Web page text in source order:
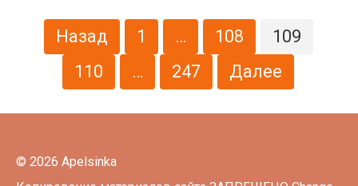
Пагинация
записей
Назад 1 … 108
109
110
… 247 Далее
© 2026 Apelsinka